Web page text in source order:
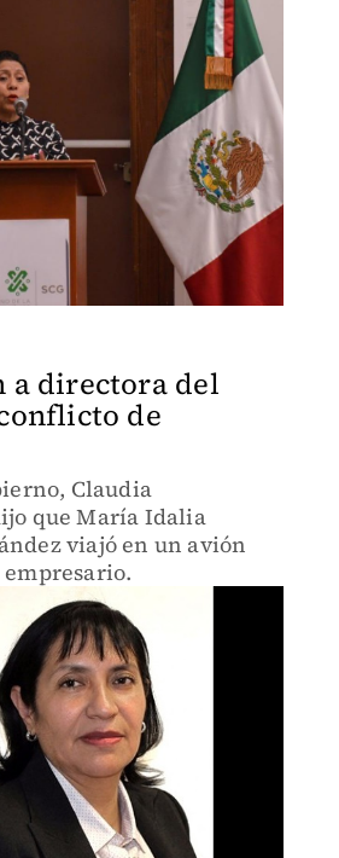
a directora del
de
Claudia
que María Idalia
un avión